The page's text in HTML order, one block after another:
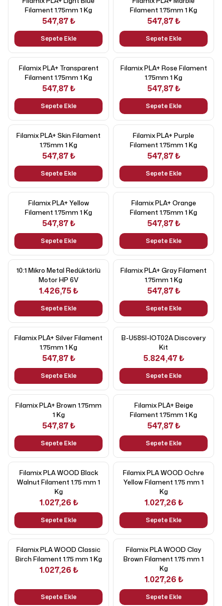
Filament 1.75mm 1 Kg
547,87 ₺
Sepete Ekle
Filament 1.75mm 1 Kg
547,87 ₺
Sepete Ekle
Filamix PLA+ Transparent
Filament 1.75mm 1 Kg
547,87 ₺
Sepete Ekle
Filamix PLA+ Rose Filament
1.75mm 1 Kg
547,87 ₺
Sepete Ekle
Filamix PLA+ Skin Filament
1.75mm 1 Kg
547,87 ₺
Sepete Ekle
Filamix PLA+ Purple
Filament 1.75mm 1 Kg
547,87 ₺
Sepete Ekle
Filamix PLA+ Yellow
Filament 1.75mm 1 Kg
547,87 ₺
Sepete Ekle
Filamix PLA+ Orange
Filament 1.75mm 1 Kg
547,87 ₺
Sepete Ekle
10:1 Mikro Metal Redüktörlü
Motor HP 6V
1.426,75 ₺
Sepete Ekle
Filamix PLA+ Gray Filament
1.75mm 1 Kg
547,87 ₺
Sepete Ekle
Filamix PLA+ Silver Filament
1.75mm 1 Kg
547,87 ₺
Sepete Ekle
B-U585I-IOT02A Discovery
Kit
5.824,47 ₺
Sepete Ekle
Filamix PLA+ Brown 1.75mm
1 Kg
547,87 ₺
Sepete Ekle
Filamix PLA+ Beige
Filament 1.75mm 1 Kg
547,87 ₺
Sepete Ekle
Filamix PLA WOOD Black
Walnut Filament 1.75 mm 1
Kg
1.027,26 ₺
Sepete Ekle
Filamix PLA WOOD Ochre
Yellow Filament 1.75 mm 1
Kg
1.027,26 ₺
Sepete Ekle
Filamix PLA WOOD Classic
Birch Filament 1.75 mm 1 Kg
1.027,26 ₺
Sepete Ekle
Filamix PLA WOOD Clay
Brown Filament 1.75 mm 1
Kg
1.027,26 ₺
Sepete Ekle